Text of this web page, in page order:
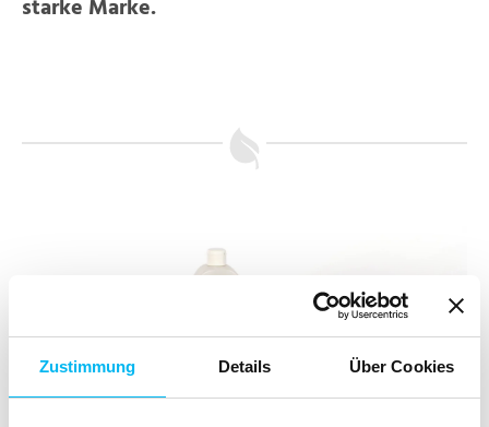
Zustimmung Details Über Cookies
starke Marke.